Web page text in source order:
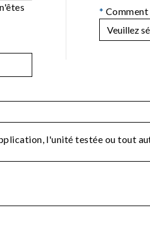
* Comment
l'unité testée ou tout